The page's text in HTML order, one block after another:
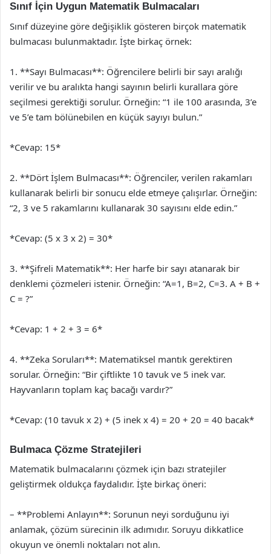
Sınıf İçin Uygun Matematik Bulmacaları
Sınıf düzeyine göre değişiklik gösteren birçok matematik
bulmacası bulunmaktadır. İşte birkaç örnek:
1. **Sayı Bulmacası**: Öğrencilere belirli bir sayı aralığı
verilir ve bu aralıkta hangi sayının belirli kurallara göre
seçilmesi gerektiği sorulur. Örneğin: “1 ile 100 arasında, 3’e
ve 5’e tam bölünebilen en küçük sayıyı bulun.”
*Cevap: 15*
2. **Dört İşlem Bulmacası**: Öğrenciler, verilen rakamları
kullanarak belirli bir sonucu elde etmeye çalışırlar. Örneğin:
“2, 3 ve 5 rakamlarını kullanarak 30 sayısını elde edin.”
*Cevap: (5 x 3 x 2) = 30*
3. **Şifreli Matematik**: Her harfe bir sayı atanarak bir
denklemi çözmeleri istenir. Örneğin: “A=1, B=2, C=3. A + B +
C = ?”
*Cevap: 1 + 2 + 3 = 6*
4. **Zeka Soruları**: Matematiksel mantık gerektiren
sorular. Örneğin: “Bir çiftlikte 10 tavuk ve 5 inek var.
Hayvanların toplam kaç bacağı vardır?”
*Cevap: (10 tavuk x 2) + (5 inek x 4) = 20 + 20 = 40 bacak*
Bulmaca Çözme Stratejileri
Matematik bulmacalarını çözmek için bazı stratejiler
geliştirmek oldukça faydalıdır. İşte birkaç öneri:
– **Problemi Anlayın**: Sorunun neyi sorduğunu iyi
anlamak, çözüm sürecinin ilk adımıdır. Soruyu dikkatlice
okuyun ve önemli noktaları not alın.